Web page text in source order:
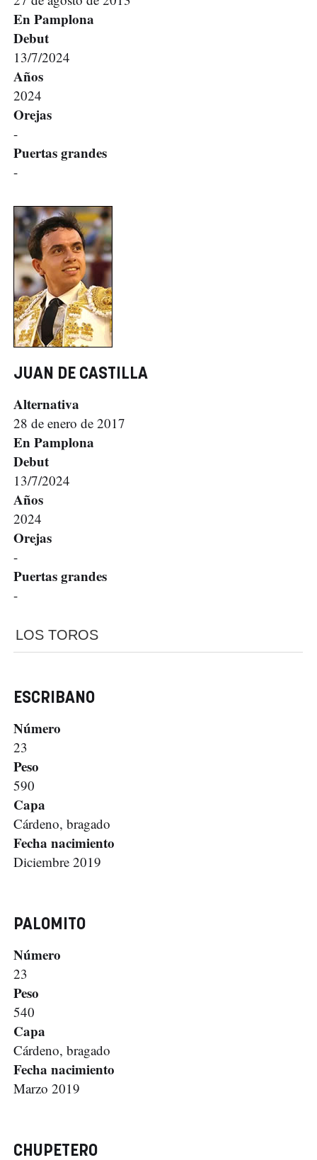
En Pamplona
Debut
13/7/2024
Años
2024
Orejas
-
Puertas grandes
-
JUAN DE CASTILLA
Alternativa
28 de enero de 2017
En Pamplona
Debut
13/7/2024
Años
2024
Orejas
-
Puertas grandes
-
LOS TOROS
ESCRIBANO
Número
23
Peso
590
Capa
Cárdeno, bragado
Fecha nacimiento
Diciembre 2019
PALOMITO
Número
23
Peso
540
Capa
Cárdeno, bragado
Fecha nacimiento
Marzo 2019
CHUPETERO